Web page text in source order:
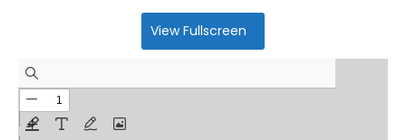
View Fullscreen